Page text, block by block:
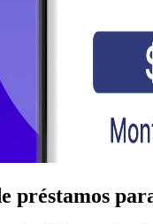
préstamos